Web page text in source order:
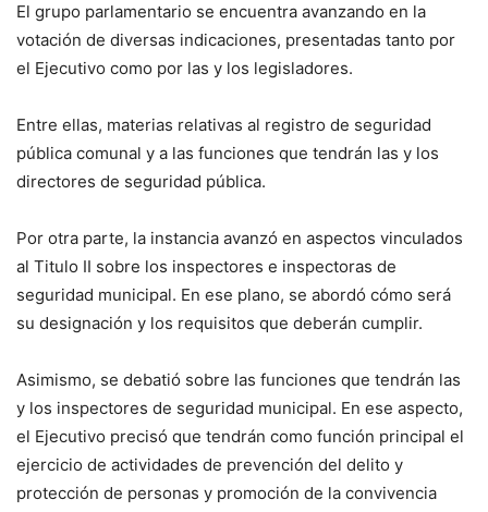
El grupo parlamentario se encuentra avanzando en la
votación de diversas indicaciones, presentadas tanto por
el Ejecutivo como por las y los legisladores.
Entre ellas, materias relativas al registro de seguridad
pública comunal y a las funciones que tendrán las y los
directores de seguridad pública.
Por otra parte, la instancia avanzó en aspectos vinculados
al Titulo II sobre los inspectores e inspectoras de
seguridad municipal. En ese plano, se abordó cómo será
su designación y los requisitos que deberán cumplir.
Asimismo, se debatió sobre las funciones que tendrán las
y los inspectores de seguridad municipal. En ese aspecto,
el Ejecutivo precisó que tendrán como función principal el
ejercicio de actividades de prevención del delito y
protección de personas y promoción de la convivencia